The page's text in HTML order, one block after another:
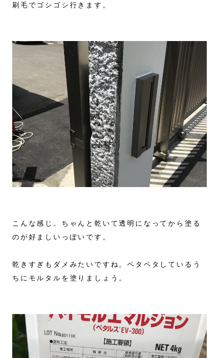
刷毛でゴシゴシ行きます。
こんな感じ。ちゃんと乾いて透明になってから塗る
のが好ましいっぽいです。
乾きすぎもダメみたいですね。ペタペタしているう
ちにモルタルを塗りましょう。